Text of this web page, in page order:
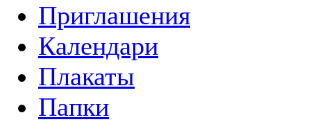
Приглашения
Календари
Плакаты
Папки